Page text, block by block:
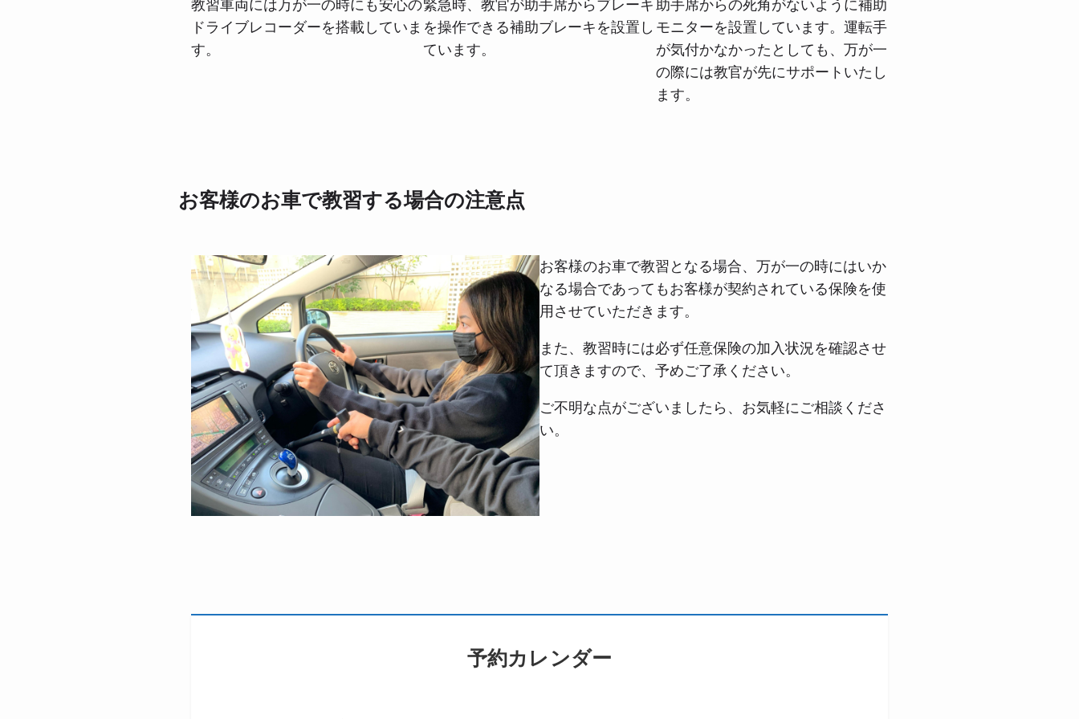
教習車両には万が一の時にも安心の
ドライブレコーダーを搭載していま
す。
緊急時、教官が助手席からブレーキ
を操作できる補助ブレーキを設置し
ています。
助手席からの死角がないように補助
モニターを設置しています。運転手
が気付かなかったとしても、万が一
の際には教官が先にサポートいたし
ます。
お客様のお車で教習する場合の注意点
お客様のお車で教習となる場合、万が一の時にはいか
なる場合であってもお客様が契約されている保険を使
用させていただきます。
また、教習時には必ず任意保険の加入状況を確認させ
て頂きますので、予めご了承ください。
ご不明な点がございましたら、お気軽にご相談くださ
い。
予約カレンダー